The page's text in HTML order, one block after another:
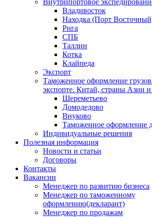
Внутрипортовое
Владивосток
Находка (Порт
Рига
СПБ
Таллин
Котка
Клайпеда
Экспорт
Таможенное оформление
экспорте. Китай, страны Азии
Шереметьево
Домодедово
Внуково
Таможенное оформление
Индивидуальные решения
Полезная информация
Новости и статьи
Договоры
Контакты
Вакансии
Менеджер по развитию бизнеса
Менеджер по таможенному
оформлению(декларант)
Менеджер по продажам